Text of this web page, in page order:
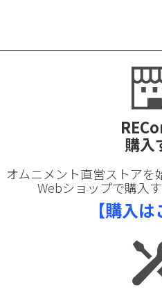
購入
オムニメント直営ストアを
Webショップで購入
【購入は